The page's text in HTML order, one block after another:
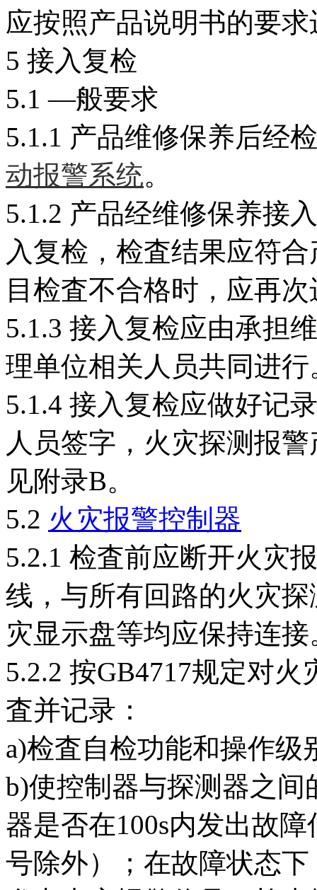
应按照产品说明书的要
5 接入复检
5.1 —般要求
5.1.1 产品维修保养后经
动报警系统。
5.1.2 产品经维修保养接
入复检，检査结果应符
目检査不合格时，应再
5.1.3 接入复检应由承担
理单位相关人员共同进行
5.1.4 接入复检应做好记
人员签字，火灾探测报
见附录B。
5.2 火灾报警控制器
5.2.1 检査前应断开火灾
线，与所有回路的火灾
灾显示盘等均应保持连接
5.2.2 按GB4717规定对
査并记录：
a)检査自检功能和操作级
b)使控制器与探测器之
器是否在100s内发出故
号除外）；在故障状态